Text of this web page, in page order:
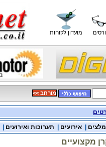
מועדון לקוחות
<< מורחב
אירועים תערוכות ואירועים
מקצועיים